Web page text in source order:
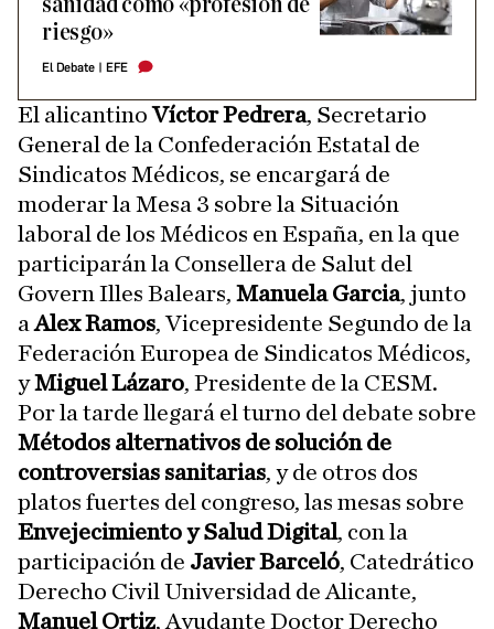
riesgo»
El Debate | EFE
El alicantinoVíctor Pedrera, Secretario
General de la Confederación Estatal de
Sindicatos Médicos, se encargará de
moderar la Mesa 3 sobre la Situación
laboral de los Médicos en España, en la que
participarán la Consellera de Salut del
Govern Illes Balears, Manuela Garcia, junto
aAlex Ramos, Vicepresidente Segundo de la
Federación Europea de Sindicatos Médicos,
yMiguel Lázaro, Presidente de la CESM.
Por la tarde llegará el turno del debate sobre
Métodos alternativos de solución de
controversias sanitarias, y de otros dos
platos fuertes del congreso, las mesas sobre
Envejecimiento y Salud Digital, con la
participación de Javier Barceló, Catedrático
Derecho Civil Universidad de Alicante,
Manuel Ortiz, Ayudante Doctor Derecho